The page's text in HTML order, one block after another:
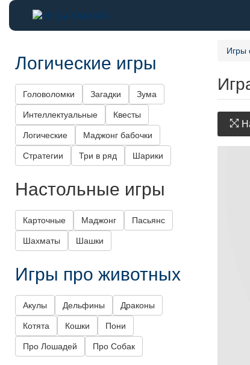
Игры
Логические игры
Головоломки Загадки Зума
Интеллектуальные Квесты
Логические Маджонг бабочки
Стратегии Три в ряд Шарики
Настольные игры
Карточные Маджонг Пасьянс
Шахматы Шашки
Игры про животных
Акулы Дельфины Драконы
Котята Кошки Пони
Про Лошадей Про Собак